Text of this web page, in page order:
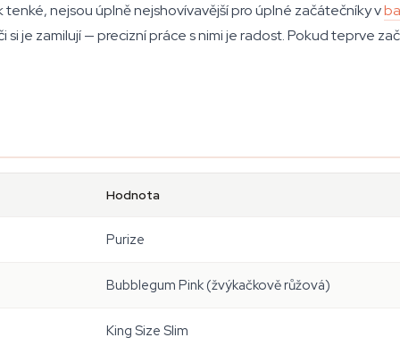
nejsou úplně nejshovívavější pro úplné začátečníky v
je zamilují — precizní práce s nimi je radost. Pokud teprve
Hodnota
Purize
Bubblegum Pink (žvýkačkově růžová)
King Size Slim